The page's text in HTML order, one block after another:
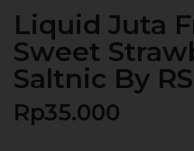
Liquid Juta
Sweet
Saltnic By
Rp35.000